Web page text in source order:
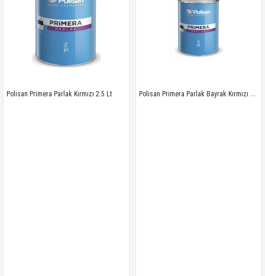
Polisan Primera Parlak Kırmızı 2.5 Lt Polisan Primera Parlak Bayrak Kırmızı 2.5 Lt